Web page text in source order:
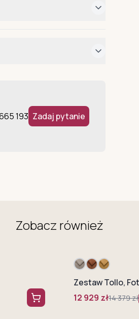
193 Zadaj pytanie
Zobacz również
12 929 zł14 379zł